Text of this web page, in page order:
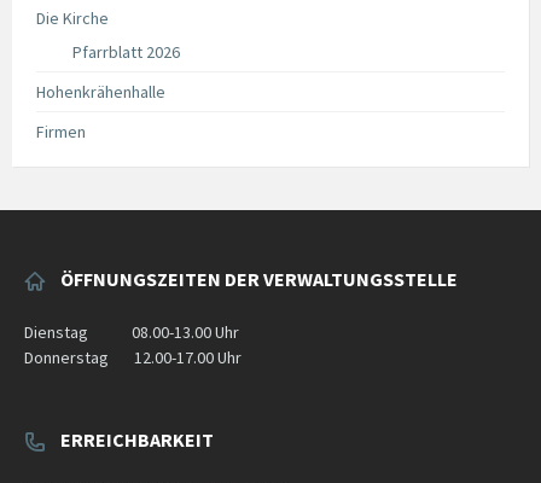
Die Kirche
Pfarrblatt 2026
Hohenkrähenhalle
Firmen
ÖFFNUNGSZEITEN DER VERWALTUNGSSTELLE
Dienstag 08.00-13.00Uhr
Donnerstag 12.00-17.00Uhr
ERREICHBARKEIT